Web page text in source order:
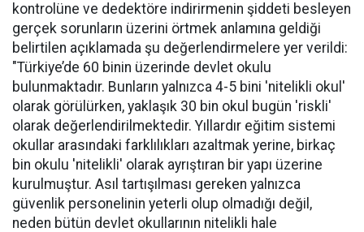
kontrolüne ve dedektöre indirirmenin şiddeti besleyen
gerçek sorunların üzerini örtmek anlamına geldiği
belirtilen açıklamada şu değerlendirmelere yer verildi:
"Türkiye’de 60 binin üzerinde devlet okulu
bulunmaktadır. Bunların yalnızca 4-5 bini 'nitelikli okul'
olarak görülürken, yaklaşık 30 bin okul bugün 'riskli'
olarak değerlendirilmektedir. Yıllardır eğitim sistemi
okullar arasındaki farklılıkları azaltmak yerine, birkaç
bin okulu 'nitelikli' olarak ayrıştıran bir yapı üzerine
kurulmuştur. Asıl tartışılması gereken yalnızca
güvenlik personelinin yeterli olup olmadığı değil,
neden bütün devlet okullarının nitelikli hale